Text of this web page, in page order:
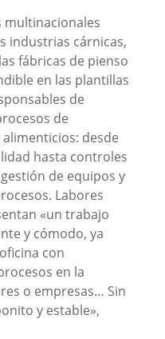
multinacionales
industrias cárnicas,
fábricas de pienso
en las plantillas
de
de
desde
hasta controles
de equipos y
Labores
«un trabajo
y cómodo, ya
con
en la
o empresas… Sin
y estable»,